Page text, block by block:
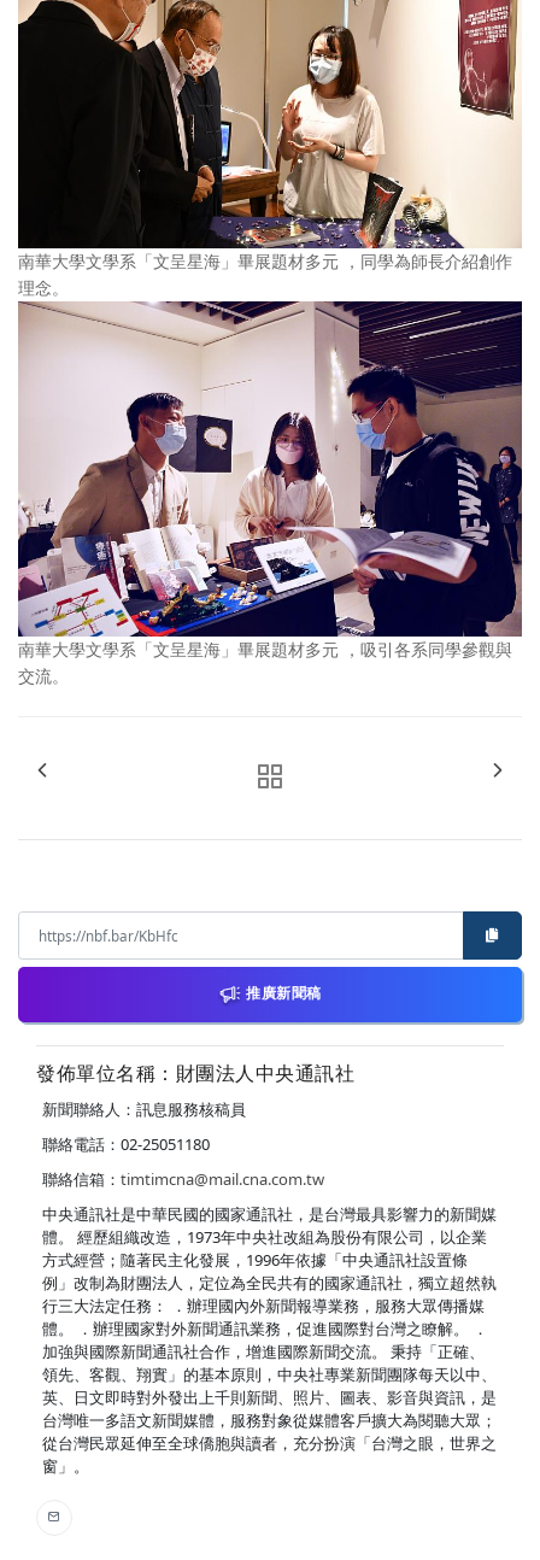
南華大學文學系「文呈星海」畢展題材多元 ，同學為師長介紹創作
理念。
南華大學文學系「文呈星海」畢展題材多元 ，吸引各系同學參觀與
交流。
推廣新聞稿
發佈單位名稱：財團法人中央通訊社
新聞聯絡人：訊息服務核稿員
聯絡電話：02-25051180
聯絡信箱： timtimcna@mail.cna.com.tw
中央通訊社是中華民國的國家通訊社，是台灣最具影響力的新聞媒
體。 經歷組織改造，1973年中央社改組為股份有限公司，以企業
方式經營；隨著民主化發展，1996年依據「中央通訊社設置條
例」改制為財團法人，定位為全民共有的國家通訊社，獨立超然執
行三大法定任務： ．辦理國內外新聞報導業務，服務大眾傳播媒
體。 ．辦理國家對外新聞通訊業務，促進國際對台灣之瞭解。 ．
加強與國際新聞通訊社合作，增進國際新聞交流。 秉持「正確、
領先、客觀、翔實」的基本原則，中央社專業新聞團隊每天以中、
英、日文即時對外發出上千則新聞、照片、圖表、影音與資訊，是
台灣唯一多語文新聞媒體，服務對象從媒體客戶擴大為閱聽大眾；
從台灣民眾延伸至全球僑胞與讀者，充分扮演「台灣之眼，世界之
窗」。